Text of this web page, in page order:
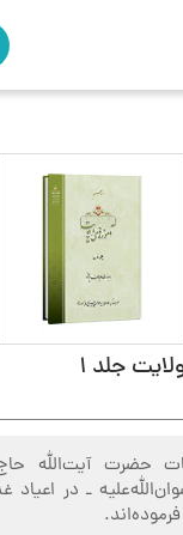
جلد 1
حضرت آیت‌الله
ـ در